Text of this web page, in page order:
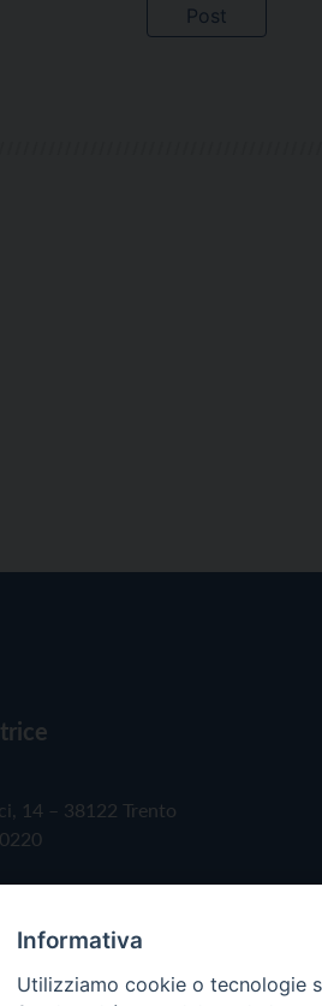
14 – 38122 Trento
Informativa
Utilizziamo cookie o tecnologie